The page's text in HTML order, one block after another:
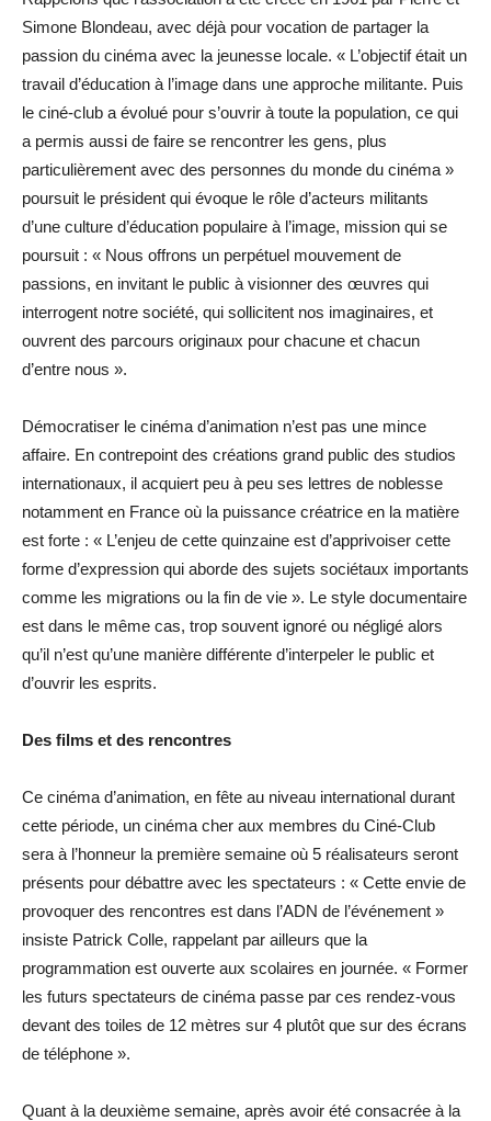
Simone Blondeau, avec déjà pour vocation de partager la
passion du cinéma avec la jeunesse locale. « L’objectif était un
travail d’éducation à l’image dans une approche militante. Puis
le ciné-club a évolué pour s’ouvrir à toute la population, ce qui
a permis aussi de faire se rencontrer les gens, plus
particulièrement avec des personnes du monde du cinéma »
poursuit le président qui évoque le rôle d’acteurs militants
d’une culture d’éducation populaire à l’image, mission qui se
poursuit : « Nous offrons un perpétuel mouvement de
passions, en invitant le public à visionner des œuvres qui
interrogent notre société, qui sollicitent nos imaginaires, et
ouvrent des parcours originaux pour chacune et chacun
d’entre nous ».
Démocratiser le cinéma d’animation n’est pas une mince
affaire. En contrepoint des créations grand public des studios
internationaux, il acquiert peu à peu ses lettres de noblesse
notamment en France où la puissance créatrice en la matière
est forte : « L’enjeu de cette quinzaine est d’apprivoiser cette
forme d’expression qui aborde des sujets sociétaux importants
comme les migrations ou la fin de vie ». Le style documentaire
est dans le même cas, trop souvent ignoré ou négligé alors
qu’il n’est qu’une manière différente d’interpeler le public et
d’ouvrir les esprits.
Des films et des rencontres
Ce cinéma d’animation, en fête au niveau international durant
cette période, un cinéma cher aux membres du Ciné-Club
sera à l’honneur la première semaine où 5 réalisateurs seront
présents pour débattre avec les spectateurs : « Cette envie de
provoquer des rencontres est dans l’ADN de l’événement »
insiste Patrick Colle, rappelant par ailleurs que la
programmation est ouverte aux scolaires en journée. « Former
les futurs spectateurs de cinéma passe par ces rendez-vous
devant des toiles de 12 mètres sur 4 plutôt que sur des écrans
de téléphone ».
Quant à la deuxième semaine, après avoir été consacrée à la